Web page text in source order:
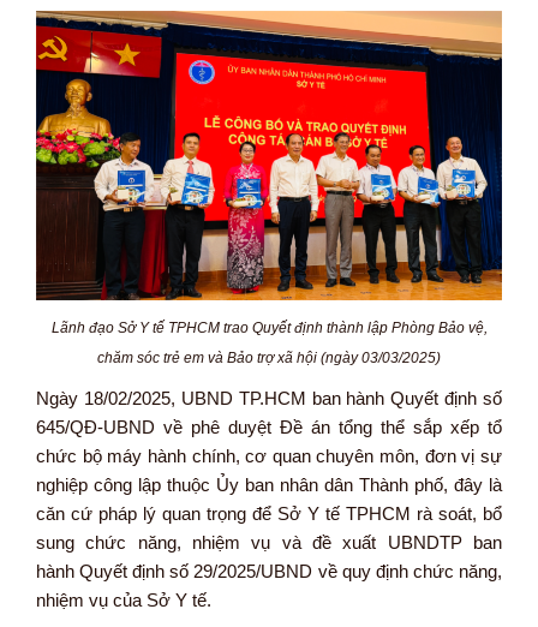
Lãnh đạo Sở Y tế TPHCM trao Quyết định thành lập Phòng Bảo vệ,
chăm sóc trẻ em và Bảo trợ xã hội (ngày 03/03/2025)
Ngày 18/02/2025, UBND TP.HCM ban hành Quyết định số
645/QĐ-UBND về phê duyệt Đề án tổng thể sắp xếp tổ
chức bộ máy hành chính, cơ quan chuyên môn, đơn vị sự
nghiệp công lập thuộc Ủy ban nhân dân Thành phố, đây là
căn cứ pháp lý quan trọng để Sở Y tế TPHCM rà soát, bổ
sung chức năng, nhiệm vụ và đề xuất UBNDTP ban
hành Quyết định số 29/2025/UBND về quy định chức năng,
nhiệm vụ của Sở Y tế.